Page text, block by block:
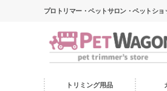
プロトリマー・ペットサロン・ペットシ
トリミング用品